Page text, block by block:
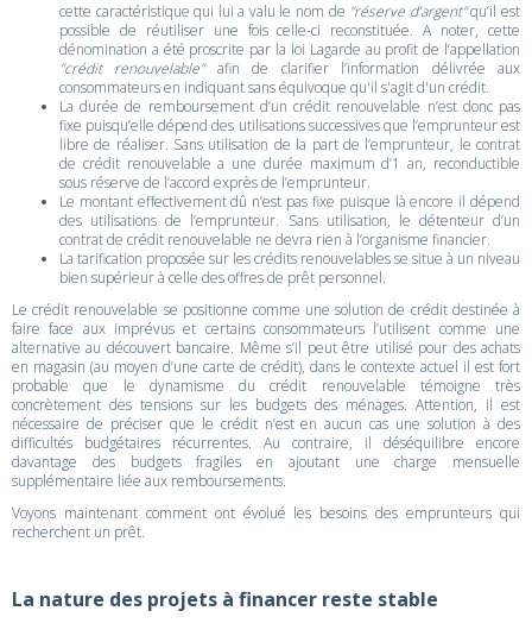
cette caractéristique qui lui a valu le nom de "réserve d’argent"qu’il est
possible de réutiliser une fois celle-ci reconstituée. A noter, cette
dénomination a été proscrite par la loi Lagarde au profit de l’appellation
"crédit renouvelable"afin de clarifier l’information délivrée aux
consommateurs en indiquant sans équivoque qu'il s'agit d'un crédit.
La durée de remboursement d’un crédit renouvelable n’est donc pas
fixe puisqu’elle dépend des utilisations successives que l’emprunteur est
libre de réaliser. Sans utilisation de la part de l’emprunteur, le contrat
de crédit renouvelable a une durée maximum d’1 an, reconductible
sous réserve de l’accord exprès de l’emprunteur.
Le montant effectivement dû n’est pas fixe puisque là encore il dépend
des utilisations de l’emprunteur. Sans utilisation, le détenteur d’un
contrat de crédit renouvelable ne devra rien à l’organisme financier.
La tarification proposée sur les crédits renouvelables se situe à un niveau
bien supérieur à celle des offres de prêt personnel.
Le crédit renouvelable se positionne comme une solution de crédit destinée à
faire face aux imprévus et certains consommateurs l’utilisent comme une
alternative au découvert bancaire. Même s’il peut être utilisé pour des achats
en magasin (au moyen d’une carte de crédit), dans le contexte actuel il est fort
probable que le dynamisme du crédit renouvelable témoigne très
concrètement des tensions sur les budgets des ménages. Attention, il est
nécessaire de préciser que le crédit n’est en aucun cas une solution à des
difficultés budgétaires récurrentes. Au contraire, il déséquilibre encore
davantage des budgets fragiles en ajoutant une charge mensuelle
supplémentaire liée aux remboursements.
Voyons maintenant comment ont évolué les besoins des emprunteurs qui
recherchent un prêt.
La nature des projets à financer reste stable